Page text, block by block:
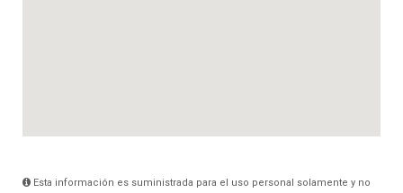
Esta información es suministrada para el uso personal solamente y no